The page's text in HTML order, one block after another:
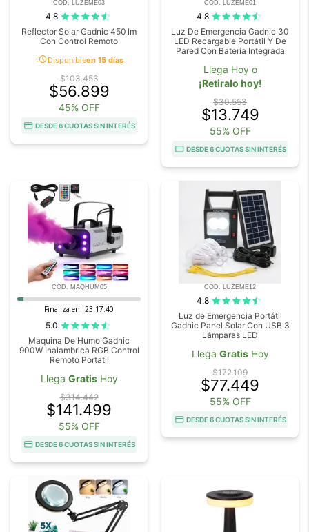
COD. LUZEME03
4.8
Reflector Solar Gadnic 450 lm
Con Control Remoto
acuteDisponibleen 15 días
$103.453
$56.899
45% OFF
DESDE 6 CUOTAS SIN INTERÉS
COD. LUZEME01
4.8
Luz De Emergencia Gadnic 30
LED Recargable Portátil Y De
Pared Con Batería Integrada
Llega Hoy o
¡Retiralo hoy!
$30.553
$13.749
55% OFF
DESDE 6 CUOTAS SIN INTERÉS
COD. MAQHUM05
Finaliza en: 23:17:39
5.0
Maquina De Humo Gadnic
900W Inalambrica RGB Control
Remoto Portatil
Llega GratisHoy
$314.442
$141.499
55% OFF
DESDE 6 CUOTAS SIN INTERÉS
COD. LUZEME12
4.8
Luz de Emergencia Portátil
Gadnic Panel Solar Con USB 3
Lámparas LED
Llega GratisHoy
$172.109
$77.449
55% OFF
DESDE 6 CUOTAS SIN INTERÉS